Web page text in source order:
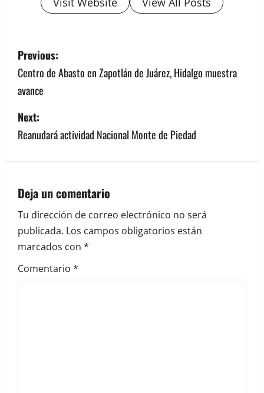
P
o
s
t
n
v
i
g
a
Previous:
Centro de Abasto en Zapotlán de Juárez, Hidalgo muestra
avance
Next:
Reanudará actividad Nacional Monte de Piedad
Deja un comentario
Tu dirección de correo electrónico no será
publicada. Los campos obligatorios están
marcados con *
Comentario *